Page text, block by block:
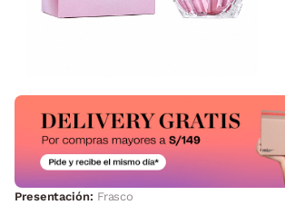
Presentación: Frasco